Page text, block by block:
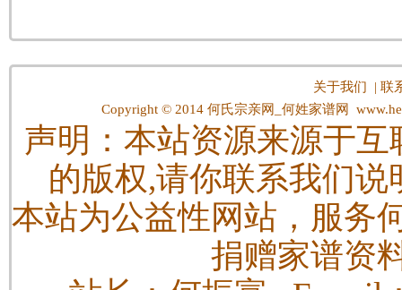
关于我们 |联
Copyright © 2014 何氏宗亲网_何姓家谱网
声明：本站资源来源于
的版权,请你联系我们
本站为公益性网站，服务
捐赠家谱资